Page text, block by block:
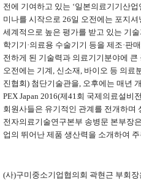
전에 기여하고 있는 ‘일본의료기기산업
미나를 시작으로 26일 오전에는 포지셔
세계적으로 높은 평가를 받고 있는 기
학기기 ·의료용 수술기기 등을 제조·판
전하게 된 기술력과 의료기기분야에
오전에는 기계, 신소재, 바이오 등 의료
진협회) 첨단기술관을, 오후에는 매년
PEX Japan 2016(제41회 국제의료설비
회원사들은 유기적인 관계를 전개하며
전자의료기술연구본부 송병문 본부장
업의 뛰어난 제품 생산력을 소개하여
(사)구미중소기업협의회 곽현근 부회장